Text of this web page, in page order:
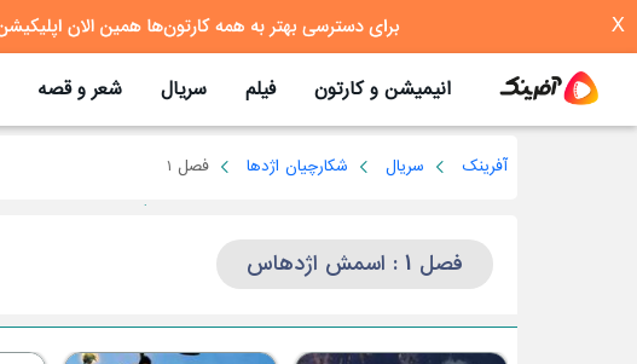
X
انیمیشن و کارتون فیلم سریال شعر و قصه
آفرینک سریال شکارچیان اژدها فصل 1
فصل 1 : اسمش اژدهاس